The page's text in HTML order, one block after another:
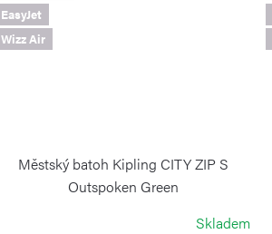
EasyJet
Wizz Air
Městský batoh Kipling CITY ZIP S
Outspoken Green
Skladem